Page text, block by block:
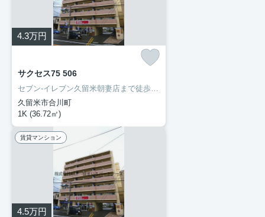
4.3万円
サクセス75 506
セブン-イレブン久留米朝妻店まで徒歩2分と近場にコンビニがあるのもポイント。お手入れしやすいように工夫されているので綺麗な状態を保ちやすい洗面化粧台が付いています。マンションタイプのお部屋です。住まい探しの際には、実際に住んでみた時のことを想像しながら進めていくことが大事です。より良い住まいをご提供致します。
久留米市合川町
1K (36.72㎡)
賃貸マンション
4.5万円